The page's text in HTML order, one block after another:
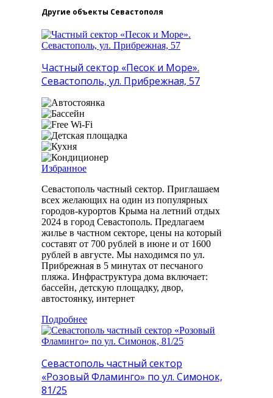
Другие объекты Севастополя
Частный сектор «Песок и Море».
Севастополь, ул. Прибрежная, 57
Избранное
Севастополь частный сектор. Приглашаем
всех желающих на один из популярных
городов-курортов Крыма на летний отдых
2024 в город Севастополь. Предлагаем
жилье в частном секторе, цены на который
составят от 700 рублей в июне и от 1600
рублей в августе. Мы находимся по ул.
Прибрежная в 5 минутах от песчаного
пляжа. Инфраструктура дома включает:
бассейн, детскую площадку, двор,
автостоянку, интернет
Подробнее
Севастополь частный сектор
«Розовый Фламинго» по ул. Симонок,
81/25